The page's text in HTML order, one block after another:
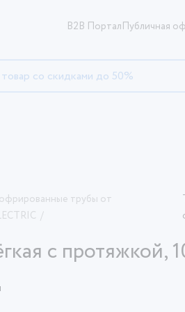
B2B ПорталПубличная
трубы от
/
с протяжкой,